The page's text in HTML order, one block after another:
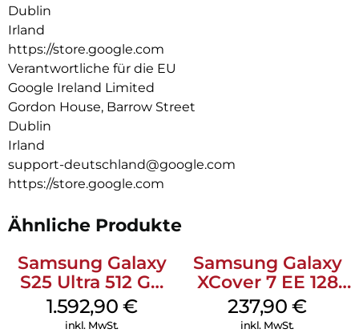
und Videos. VPN von Google One trägt zum Schutz deiner
Daten bei. Pixel 7a-Funktionen erhielten eine hervorragende
Bewertung im Bereich Sicherheit. Außerdem hält der Akku
den ganzen Tag. Und all das erhältst du zu einem
erschwinglichen Preis.
Dublin
Irland
https://store.google.com
Verantwortliche für die EU
Google Ireland Limited
Gordon House, Barrow Street
Dublin
Irland
support-deutschland@google.com
https://store.google.com
Ähnliche Produkte
Samsung Galaxy
S25 Ultra 512 GB
Titanium
Silverblue
1.592,90 €
inkl. MwSt.
Samsung Galaxy
XCover 7 EE 128
GB Black
237,90€
inkl. MwSt.